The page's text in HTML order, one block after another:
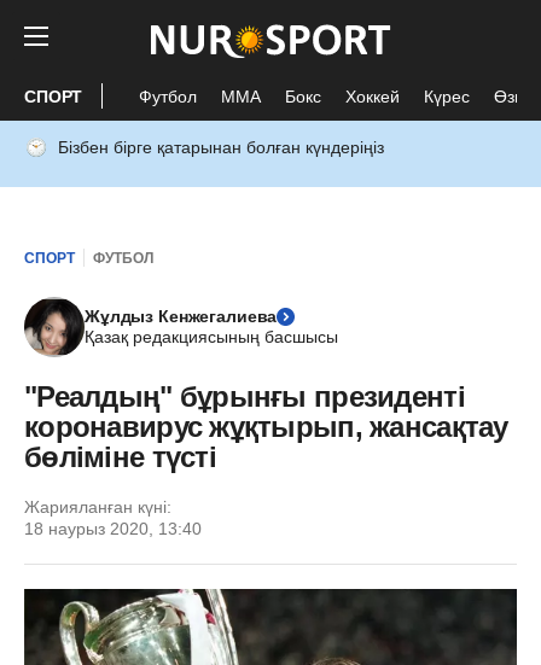
СПОРТ Футбол ММА Бокс Хоккей Күрес Өзге
Бізбен бірге қатарынан болған күндеріңіз
СПОРТ ФУТБОЛ
Жұлдыз Кенжегалиева
Қазақ редакциясының басшысы
"Реалдың" бұрынғы президенті
коронавирус жұқтырып, жансақтау
бөліміне түсті
Жарияланған күні:
18 наурыз 2020, 13:40